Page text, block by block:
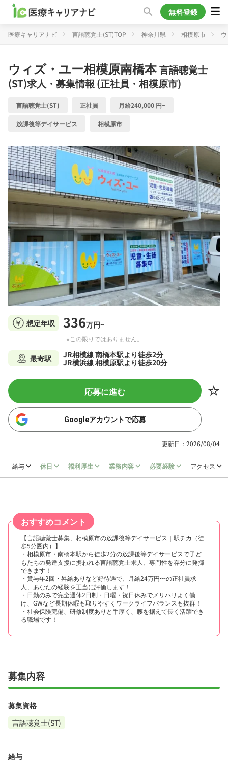
無料登録
医療キャリアナビ 言語聴覚士(ST)TOP 神奈川県 相模原市
ウィズ・ユー相模原南橋本言語聴覚士
(ST)求人・募集情報 (正社員・相模原市)
言語聴覚士(ST) 正社員 月給240,000 円~
放課後等デイサービス 相模原市
想定年収 336万円~
※この限りではありません。
最寄駅
JR相模線 南橋本駅より徒歩2分
JR横浜線 相模原駅より徒歩20分
応募に進む
Googleアカウントで応募
更新日：2026/08/04
給与 休日 福利厚生 業務内容 必要経験 アクセス
おすすめコメント
【言語聴覚士募集、相模原市の放課後等デイサービス｜駅チカ（徒
歩5分圏内）】
・相模原市・南橋本駅から徒歩2分の放課後等デイサービスで子ど
もたちの発達支援に携われる言語聴覚士求人、専門性を存分に発揮
できます！
・賞与年2回・昇給ありなど好待遇で、月給24万円〜の正社員求
人、あなたの経験を正当に評価します！
・日勤のみで完全週休2日制・日曜・祝日休みでメリハリよく働
け、GWなど長期休暇も取りやすくワークライフバランスも抜群！
・社会保険完備、研修制度ありと手厚く、腰を据えて長く活躍でき
る職場です！
募集内容
募集資格
言語聴覚士(ST)
給与